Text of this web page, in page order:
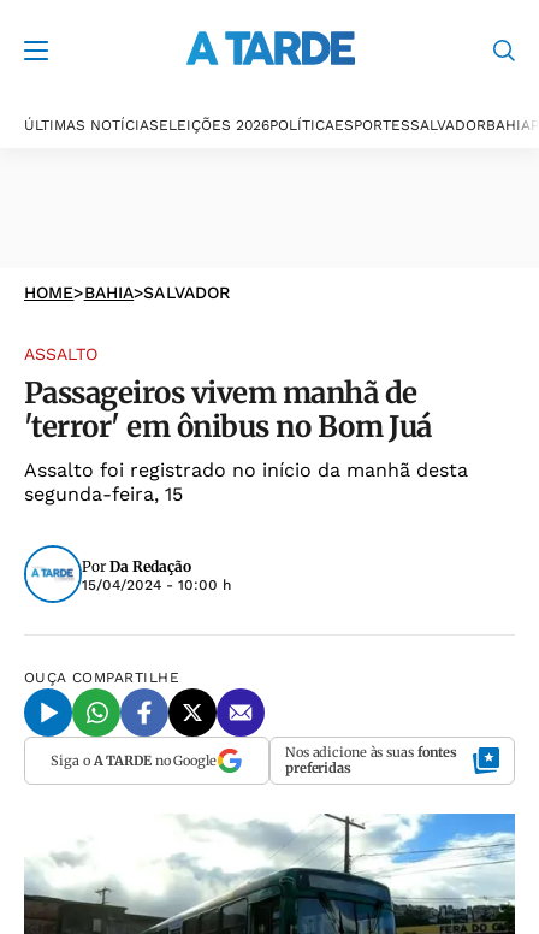
ÚLTIMAS NOTÍCIASELEIÇÕES 2026POLÍTICAESPORTESSALVADORBAHIA
HOME>BAHIA>SALVADOR
ASSALTO
Passageiros vivem manhã de
'terror' em ônibus no Bom Juá
Assalto foi registrado no início da manhã desta
segunda-feira, 15
Por Da Redação
15/04/2024 - 10:00 h
OUÇA COMPARTILHE
Siga o A TARDEno Google Nos adicione às suas fontes
preferidas